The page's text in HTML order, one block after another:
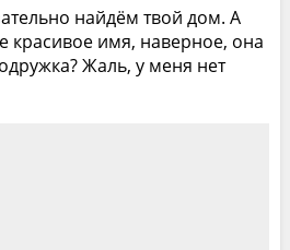
найдём твой дом. А
красивое имя, наверное, она
Жаль, у меня нет